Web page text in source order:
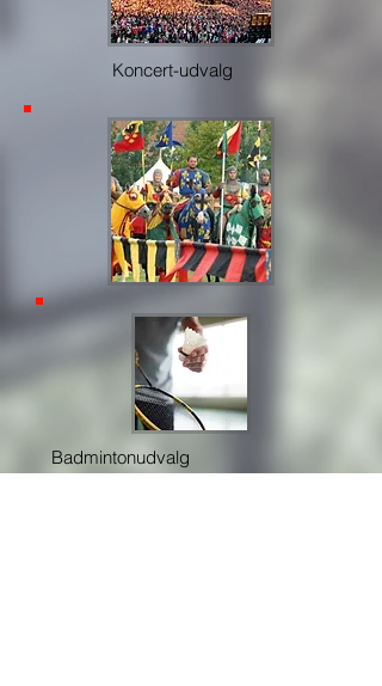
Koncert-udvalg
Badmintonudvalg